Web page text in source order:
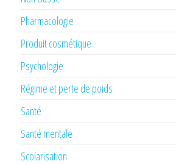
Pharmacologie
Produit cosmétique
Psychologie
Régime et perte de poids
Santé
Santé mentale
Scolarisation